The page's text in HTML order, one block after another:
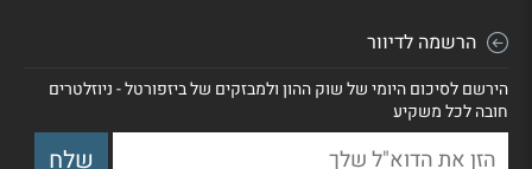
הרשמה לדיוור
הירשם לסיכום היומי של שוק ההון ולמבזקים של ביזפורטל - ניוזלטרים
חובה לכל משקיע